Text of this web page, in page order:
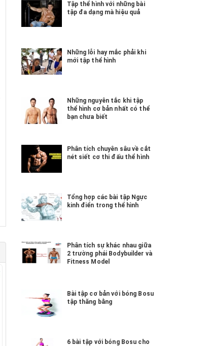
Tập thể hình với những bài
tập đa dạng mà hiệu quả
Những lỗi hay mắc phải khi
mới tập thể hình
Những nguyên tắc khi tập
thể hình cơ bản nhất có thể
bạn chưa biết
Phân tích chuyên sâu về cắt
nét siết cơ thi đấu thể hình
Tổng hợp các bài tập Ngực
kinh điển trong thể hình
Phân tích sự khác nhau giữa
2 trường phái Bodybuilder và
Fitness Model
Bài tập cơ bản với bóng Bosu
tập thăng bằng
6 bài tập với bóng Bosu cho